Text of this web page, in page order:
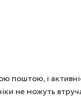
і
не можуть